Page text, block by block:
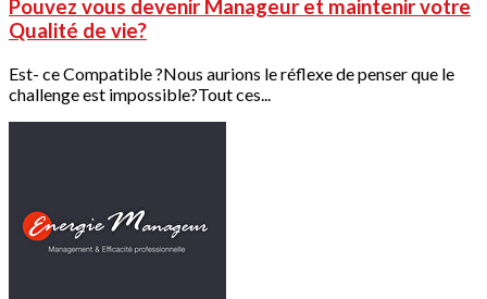
Pouvez vous devenir Manageur et maintenir votre
Qualité de vie?
Est- ce Compatible ?Nous aurions le réflexe de penser que le
challenge est impossible?Tout ces...